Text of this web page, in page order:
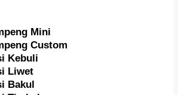
Mini
Custom
Kebuli
Liwet
Bakul